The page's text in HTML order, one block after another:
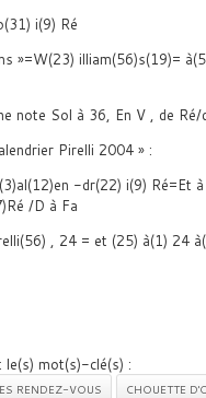
i(9) Ré
»=W(23) illiam(56)s(19)=
note Sol à 36, En V , de Ré/
Pirelli 2004 » :
-dr(22) i(9) Ré=Et
/D à Fa
, 24 = et (25) à(1) 24
le(s) mot(s)-clé(s) :
RENDEZ-VOUS
CHOUETTE